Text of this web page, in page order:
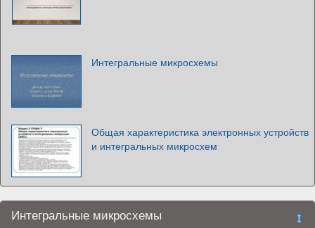
Интегральные микросхемы
Общая характеристика электронных устройств
и интегральных микросхем
Интегральные микросхемы